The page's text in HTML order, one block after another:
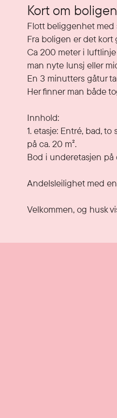
Kort om boligen
Flott beliggenhet med
Fra boligen er det
Ca 200 meter i
man nyte lunsj eller
En 3 minutters gåtur
Her finner man både
Innhold:
1. etasje: Entré, bad,
på ca. 20 m².
Bod i underetasjen på
Andelsleilighet med
Velkommen, og husk